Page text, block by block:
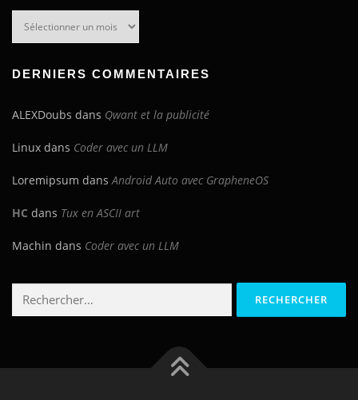
DERNIERS COMMENTAIRES
ALEXDoubs dans Qwant et la publicité
Linux dans Coder avec un LLM
Loremipsum dansAndroid Auto avec GrapheneOS
HC dans Tux en ASCII art
Machin dans Coder avec un LLM
Rechercher :